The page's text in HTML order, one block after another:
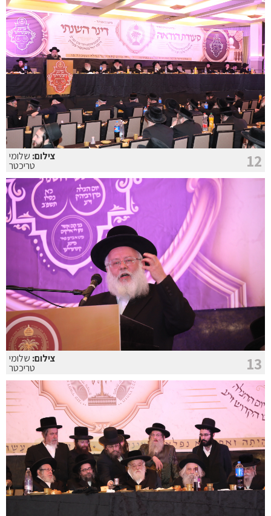
12 צילום: שלומי
טריכטר
13 צילום: שלומי
טריכטר